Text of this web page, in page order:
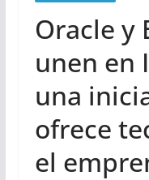
Oracle y
unen en
una
ofrece
el